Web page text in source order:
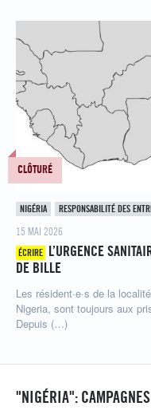
CLÔTURÉ
NIGÉRIA RESPONSABILITÉ DES
15 MAI 2026
ÉCRIRE
L’URGENCE
DE BILLE
Les résident·e·s de la
Nigeria, sont toujours aux
Depuis (…)
"NIGÉRIA": CAMPAGNES